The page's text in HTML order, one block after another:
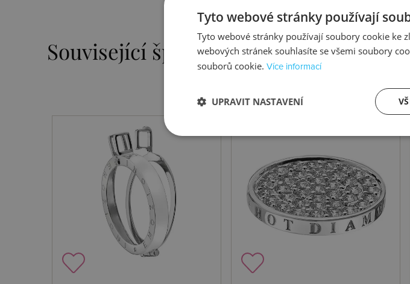
Související šperky
Tyto webové stránky používají
Tyto webové stránky používají soubory cookie ke
webových stránek souhlasíte se všemi soubory
souborů cookie. Více informací
UPRAVIT NASTAVENÍ